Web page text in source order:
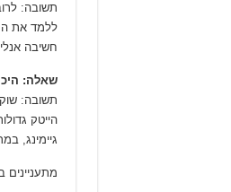
תשובה:
ללמד את
חשיבה
שאלה:
תשובה:
הייטק
גיימינג,
מתעניינים